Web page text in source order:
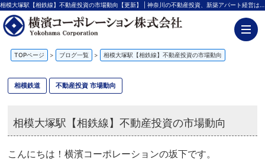
相模大塚駅【相鉄線】不動産投資の市場動向【更新】 | 神奈川の不動産投資、新築アパート経営は横濱コーポレーション
TOPページ > ブログ一覧 > 相模大塚駅【相鉄線】不動産投資の市場動向
相模鉄道 不動産投資 市場動向
相模大塚駅【相鉄線】不動産投資の市場動向
こんにちは！横濱コーポレーションの坂下です。